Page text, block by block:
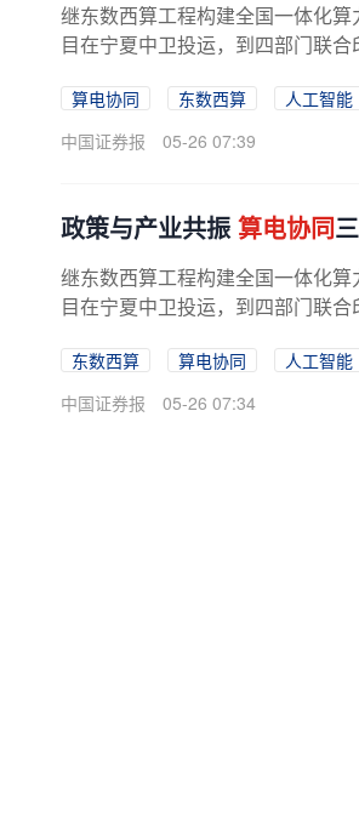
继东数西算工程构建全国一体化算
目在宁夏中卫投运，到四部门联
算电协同 东数西算
人工智能
中国证券报
05-26 07:39
政策与产业共振算电协同
继东数西算工程构建全国一体化算
目在宁夏中卫投运，到四部门联
东数西算 算电协同
人工智能
中国证券报
05-26 07:34